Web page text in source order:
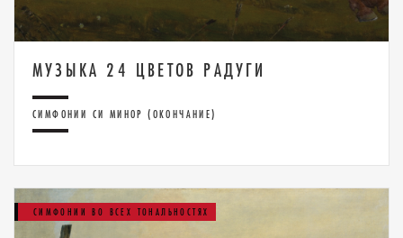
МУЗЫКА 24 ЦВЕТОВ РАДУГИ
СИМФОНИИ СИ МИНОР (ОКОНЧАНИЕ)
СИМФОНИИ ВО ВСЕХ ТОНАЛЬНОСТЯХ